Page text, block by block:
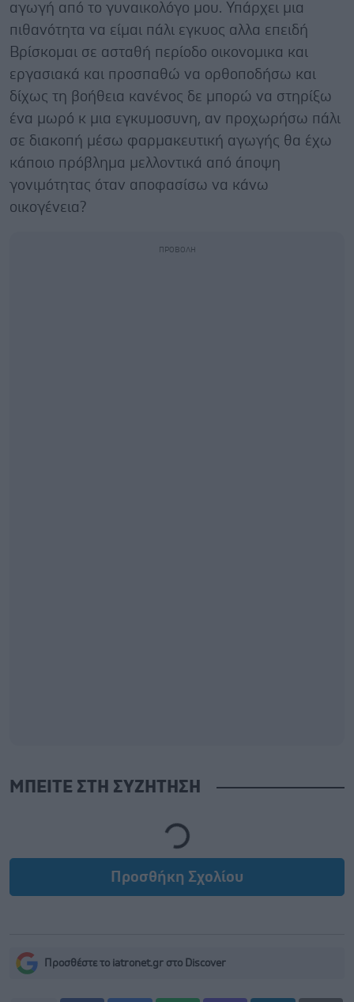
αγωγή από το γυναικολόγο μου. Υπάρχει μια
πιθανότητα να είμαι πάλι εγκυος αλλα επειδή
Βρίσκομαι σε ασταθή περίοδο οικονομικα και
εργασιακά και προσπαθώ να ορθοποδήσω και
δίχως τη βοήθεια κανένος δε μπορώ να στηρίξω
ένα μωρό κ μια εγκυμοσυνη, αν προχωρήσω πάλι
σε διακοπή μέσω φαρμακευτική αγωγής θα έχω
κάποιο πρόβλημα μελλοντικά από άποψη
γονιμότητας όταν αποφασίσω να κάνω
οικογένεια?
ΜΠΕΙΤΕ ΣΤΗ ΣΥΖΗΤΗΣΗ
Loading...
Προσθήκη Σχολίου
Προσθέστε το iatronet.gr στο Discover